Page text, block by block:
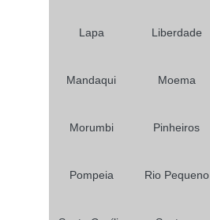
Lapa Liberdade
Mandaqui Moema
Morumbi Pinheiros
Pompeia Rio Pequeno